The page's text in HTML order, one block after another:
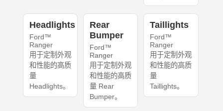
Headlights
Ford™
Ranger
用于定制外观
和性能的高质
量
Headlights。
Rear
Bumper
Ford™
Ranger
用于定制外观
和性能的高质
量 Rear
Bumper。
Taillights
Ford™
Ranger
用于定制外观
和性能的高质
量
Taillights。